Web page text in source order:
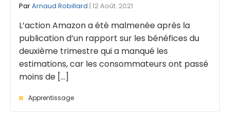
ParArnaud Robillard | 12 Août. 2021
L’action Amazon a été malmenée après la
publication d’un rapport sur les bénéfices du
deuxième trimestre qui a manqué les
estimations, car les consommateurs ont passé
moins de [...]
Apprentissage